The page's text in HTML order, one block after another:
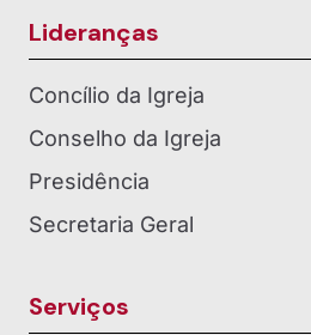
Lideranças
Concílio da Igreja
Conselho da Igreja
Presidência
Secretaria Geral
Serviços